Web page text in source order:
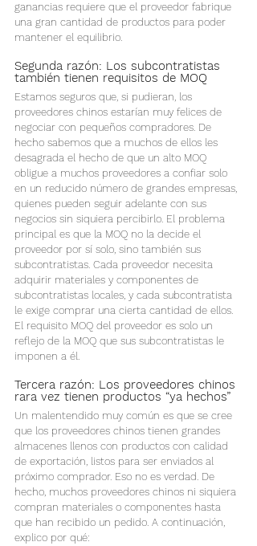
ganancias requiere que el proveedor fabrique
una gran cantidad de productos para poder
mantener el equilibrio.
Segunda razón: Los subcontratistas
también tienen requisitos de MOQ
Estamos seguros que, si pudieran, los
proveedores chinos estarían muy felices de
negociar con pequeños compradores. De
hecho sabemos que a muchos de ellos les
desagrada el hecho de que un alto MOQ
obligue a muchos proveedores a confiar solo
en un reducido número de grandes empresas,
quienes pueden seguir adelante con sus
negocios sin siquiera percibirlo. El problema
principal es que la MOQ no la decide el
proveedor por sí solo, sino también sus
subcontratistas. Cada proveedor necesita
adquirir materiales y componentes de
subcontratistas locales, y cada subcontratista
le exige comprar una cierta cantidad de ellos.
El requisito MOQ del proveedor es solo un
reflejo de la MOQ que sus subcontratistas le
imponen a él.
Tercera razón: Los proveedores chinos
rara vez tienen productos “ya hechos”
Un malentendido muy común es que se cree
que los proveedores chinos tienen grandes
almacenes llenos con productos con calidad
de exportación, listos para ser enviados al
próximo comprador. Eso no es verdad. De
hecho, muchos proveedores chinos ni siquiera
compran materiales o componentes hasta
que han recibido un pedido. A continuación,
explico por qué: